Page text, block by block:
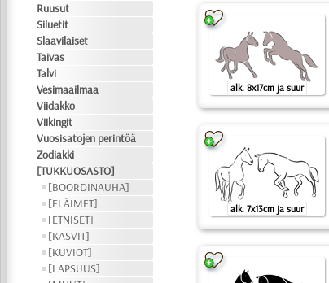
Ruusut
Siluetit
Slaavilaiset
Taivas
Talvi
Vesimaailmaa
Viidakko
Viikingit
Vuosisatojen perintöä
Zodiakki
[TUKKUOSASTO]
[BOORDINAUHA]
[ELÄIMET]
[ETNISET]
[KASVIT]
[KUVIOT]
[LAPSUUS]
alk. 8x17cm ja suur
alk. 7x13cm ja suur